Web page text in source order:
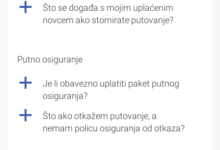
a
Što se događa s mojim uplaćenim
novcem ako stornirate putovanje?
Putno osiguranje
a
Je li obavezno uplatiti paket putnog
osiguranja?
a
Što ako otkažem putovanje, a
nemam policu osiguranja od otkaza?